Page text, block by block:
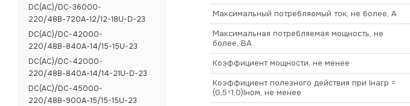
Максимальный потребляемый ток, не более, А
Максимальная потребляемая мощность, не
более, ВА
Коэффициент мощности, не менее
Коэффициент полезного действия при Iнагр =
(0,5÷1,0)Iном, не менее
DC(AC)/DC-36000-
220/48В-720А-12/12-18U-D-23
DC(AC)/DC-42000-
220/48В-840А-14/15-15U-23
DC(AC)/DC-42000-
220/48В-840А-14/14-21U-D-23
DC(AC)/DC-45000-
220/48В-900А-15/15-15U-23